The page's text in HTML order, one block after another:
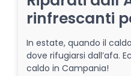
rinfrescanti
In estate, quando il
dove rifugiarsi dall’afa.
caldo in Campania!